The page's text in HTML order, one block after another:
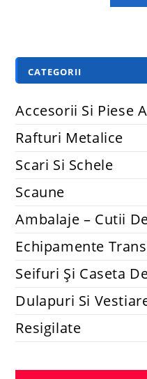
CATEGORII
Accesorii Si Piese
Rafturi Metalice
Scari Si Schele
Scaune
Ambalaje – Cutii
Echipamente
Seifuri Și Caseta
Dulapuri Si
Resigilate